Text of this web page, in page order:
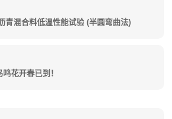
青混合料低温性能试验 (半圆弯曲法)
花开春已到！